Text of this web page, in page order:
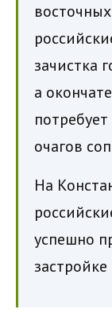
зачистка
а
очагов
На
успешно
застройке